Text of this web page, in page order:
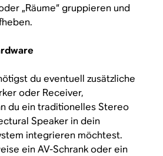
„Räume“ gruppieren und
du eventuell zusätzliche
oder Receiver,
du ein traditionelles Stereo
Speaker in dein
integrieren möchtest.
ein AV-Schrank oder ein